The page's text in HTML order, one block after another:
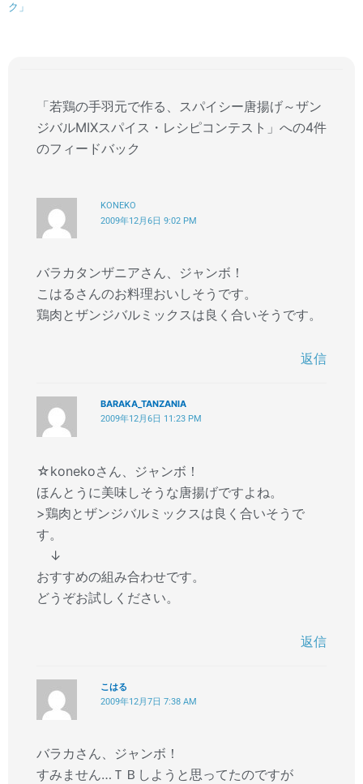
ク」
「若鶏の手羽元で作る、スパイシー唐揚げ～ザン
ジバルMIXスパイス・レシピコンテスト」への4件
のフィードバック
KONEKO
2009年12月6日 9:02 PM
バラカタンザニアさん、ジャンボ！
こはるさんのお料理おいしそうです。
鶏肉とザンジバルミックスは良く合いそうです。
返信
BARAKA_TANZANIA
2009年12月6日 11:23 PM
☆konekoさん、ジャンボ！
ほんとうに美味しそうな唐揚げですよね。
>鶏肉とザンジバルミックスは良く合いそうで
す。
↓
おすすめの組み合わせです。
どうぞお試しください。
返信
こはる
2009年12月7日 7:38 AM
バラカさん、ジャンボ！
すみません…ＴＢしようと思ってたのですが